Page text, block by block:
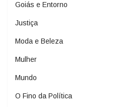
Goiás e Entorno
Justiça
Moda e Beleza
Mulher
Mundo
O Fino da Política